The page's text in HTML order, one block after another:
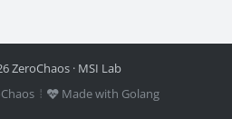
ZeroChaos · MSI Lab
⦙
Made with Golang